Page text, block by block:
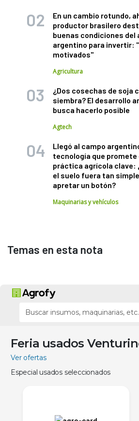
En un cambio rotundo,
productor brasilero
buenas condiciones del
argentino para invertir:
motivados"
Agricultura
¿Dos cosechas de soja
siembra? El desarrollo
busca hacerlo posible
Agtech
Llegó al campo
tecnología que promete
práctica agrícola clave:
el suelo fuera tan
apretar un botón?
Maquinarias y vehículos
Temas en esta nota
Feria usados
Ver ofertas
Especial usados seleccionados